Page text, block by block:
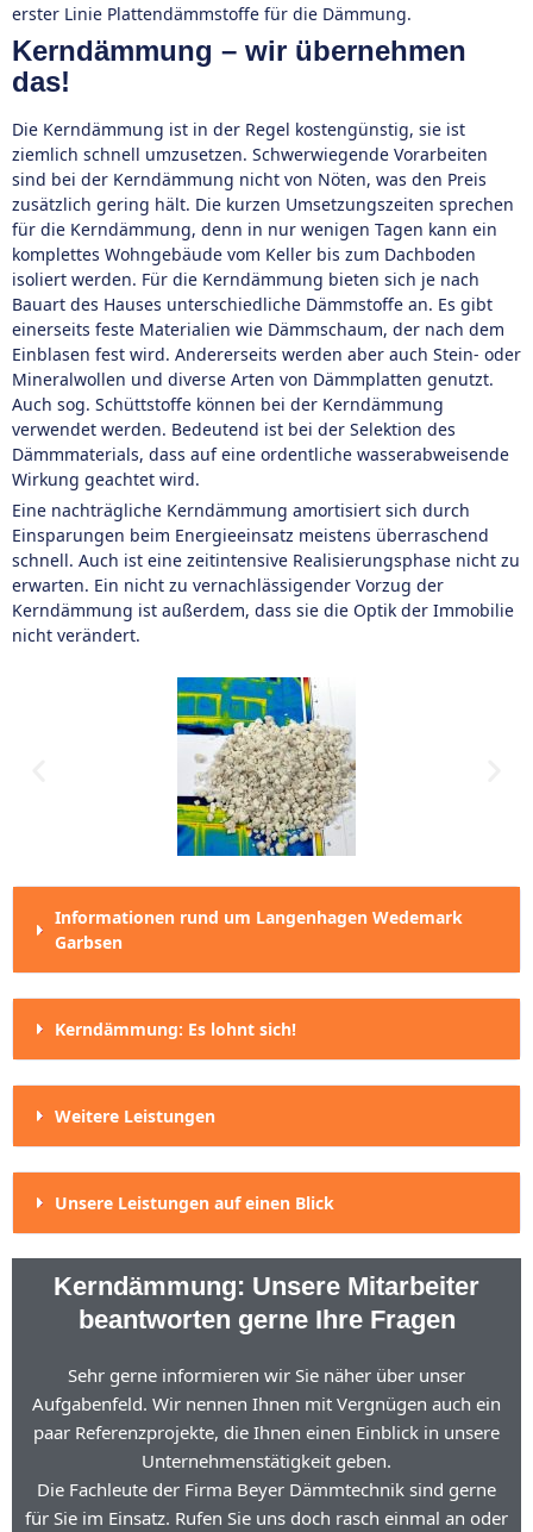
erster Linie Plattendämmstoffe für die Dämmung.
Kerndämmung – wir übernehmen
das!
Die Kerndämmung ist in der Regel kostengünstig, sie ist
ziemlich schnell umzusetzen. Schwerwiegende Vorarbeiten
sind bei der Kerndämmung nicht von Nöten, was den Preis
zusätzlich gering hält. Die kurzen Umsetzungszeiten sprechen
für die Kerndämmung, denn in nur wenigen Tagen kann ein
komplettes Wohngebäude vom Keller bis zum Dachboden
isoliert werden. Für die Kerndämmung bieten sich je nach
Bauart des Hauses unterschiedliche Dämmstoffe an. Es gibt
einerseits feste Materialien wie Dämmschaum, der nach dem
Einblasen fest wird. Andererseits werden aber auch Stein- oder
Mineralwollen und diverse Arten von Dämmplatten genutzt.
Auch sog. Schüttstoffe können bei der Kerndämmung
verwendet werden. Bedeutend ist bei der Selektion des
Dämmmaterials, dass auf eine ordentliche wasserabweisende
Wirkung geachtet wird.
Eine nachträgliche Kerndämmung amortisiert sich durch
Einsparungen beim Energieeinsatz meistens überraschend
schnell. Auch ist eine zeitintensive Realisierungsphase nicht zu
erwarten. Ein nicht zu vernachlässigender Vorzug der
Kerndämmung ist außerdem, dass sie die Optik der Immobilie
nicht verändert.
Informationen rund um Langenhagen Wedemark
Garbsen
Kerndämmung: Es lohnt sich!
Weitere Leistungen
Unsere Leistungen auf einen Blick
Kerndämmung: Unsere Mitarbeiter
beantworten gerne Ihre Fragen
Sehr gerne informieren wir Sie näher über unser
Aufgabenfeld. Wir nennen Ihnen mit Vergnügen auch ein
paar Referenzprojekte, die Ihnen einen Einblick in unsere
Unternehmenstätigkeit geben.
Die Fachleute der Firma Beyer Dämmtechnik sind gerne
für Sie im Einsatz. Rufen Sie uns doch rasch einmal an oder